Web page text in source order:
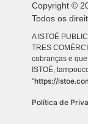
Copyright ©
Todos os
A ISTOÉ
TRES
cobranças e
ISTOÉ,
“https://
Política de